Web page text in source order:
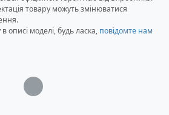
чохол
для зберігання
товару можуть змінюватися
моделі, будь ласка, повідомте нам
Загрузка...